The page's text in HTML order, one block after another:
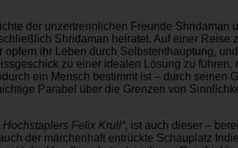
der unzertrennlichen Freunde
Shridaman heiratet. Auf einer Reise
ihr Leben durch Selbstenthauptung,
zu einer idealen Lösung zu
ein Mensch bestimmt ist – durch
Parabel über die Grenzen von
Felix Krull“, ist auch dieser –
der märchenhaft entrückte Schauplatz